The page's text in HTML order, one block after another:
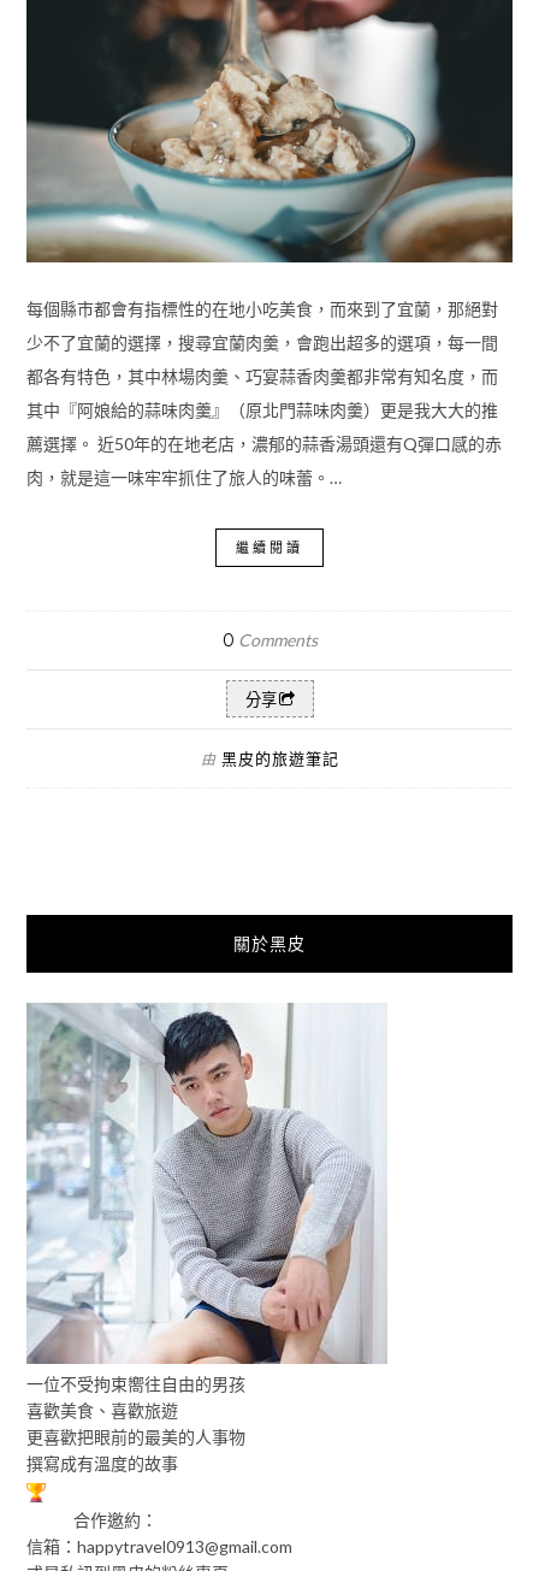
每個縣市都會有指標性的在地小吃美食，而來到了宜蘭，那絕對
少不了宜蘭的選擇，搜尋宜蘭肉羹，會跑出超多的選項，每一間
都各有特色，其中林場肉羹、巧宴蒜香肉羹都非常有知名度，而
其中『阿娘給的蒜味肉羹』（原北門蒜味肉羹）更是我大大的推
薦選擇。 近50年的在地老店，濃郁的蒜香湯頭還有Q彈口感的赤
肉，就是這一味牢牢抓住了旅人的味蕾。…
繼續閱讀
0 Comments
分享
由 黑皮的旅遊筆記
關於黑皮
一位不受拘束嚮往自由的男孩
喜歡美食、喜歡旅遊
更喜歡把眼前的最美的人事物
撰寫成有溫度的故事
合作邀約：
信箱：happytravel0913@gmail.com